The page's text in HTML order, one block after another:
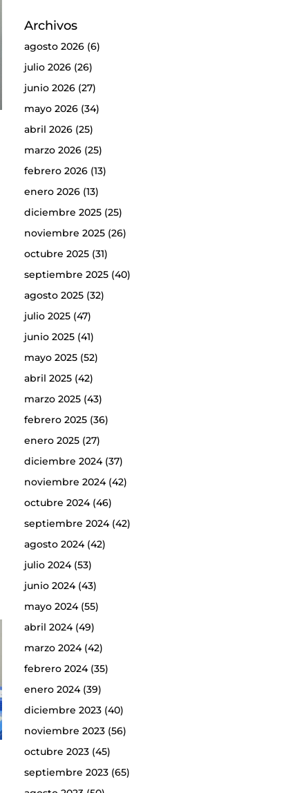
Archivos
agosto 2026(6)
julio 2026(26)
junio 2026(27)
mayo 2026(34)
abril 2026(25)
marzo 2026(25)
febrero 2026(13)
enero 2026(13)
diciembre 2025(25)
noviembre 2025(26)
octubre 2025(31)
septiembre 2025(40)
agosto 2025(32)
julio 2025(47)
junio 2025(41)
mayo 2025(52)
abril 2025(42)
marzo 2025(43)
febrero 2025(36)
enero 2025(27)
diciembre 2024(37)
noviembre 2024(42)
octubre 2024(46)
septiembre 2024(42)
agosto 2024(42)
julio 2024(53)
junio 2024(43)
mayo 2024(55)
abril 2024(49)
marzo 2024(42)
febrero 2024(35)
enero 2024(39)
diciembre 2023(40)
noviembre 2023(56)
octubre 2023(45)
septiembre 2023(65)